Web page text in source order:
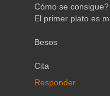
Cómo se consigue?
El primer plato es
Besos
Cita
Responder